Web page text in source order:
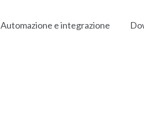
Automazione e integrazione